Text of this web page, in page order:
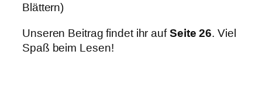
Blättern)
Unseren Beitrag findet ihr aufSeite 26. Viel
Spaß beim Lesen!